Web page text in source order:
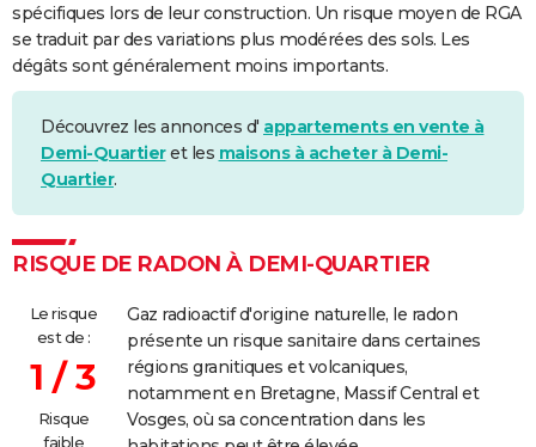
spécifiques lors de leur construction. Un risque moyen de RGA
se traduit par des variations plus modérées des sols. Les
dégâts sont généralement moins importants.
Découvrez les annonces d' appartements en vente à
Demi-Quartieret les maisons à acheter à Demi-
Quartier.
RISQUE DE RADON À DEMI-QUARTIER
Le risque
est de :
1 / 3
Risque
faible
Gaz radioactif d'origine naturelle, le radon
présente un risque sanitaire dans certaines
régions granitiques et volcaniques,
notamment en Bretagne, Massif Central et
Vosges, où sa concentration dans les